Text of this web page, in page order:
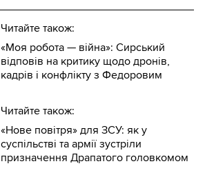
Читайте також:
«Моя робота — війна»: Сирський
відповів на критику щодо дронів,
кадрів і конфлікту з Федоровим
Читайте також:
«Нове повітря» для ЗСУ: як у
суспільстві та армії зустріли
призначення Драпатого головкомом